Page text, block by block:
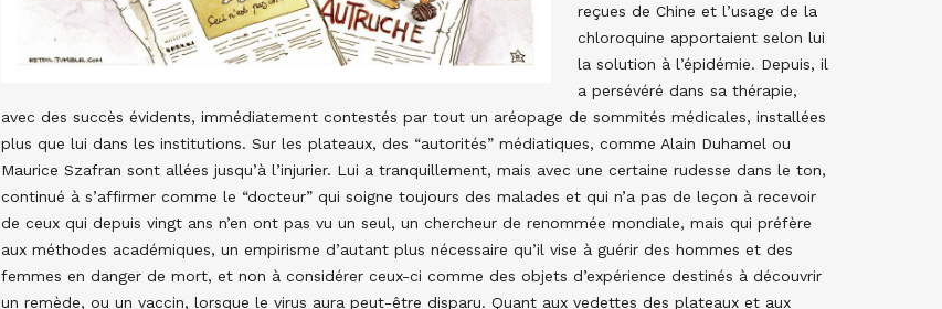
reçues de Chine et l’usage de la
chloroquine apportaient selon lui
la solution à l’épidémie. Depuis, il
a persévéré dans sa thérapie,
avec des succès évidents, immédiatement contestés par tout un aréopage de sommités médicales, installées
plus que lui dans les institutions. Sur les plateaux, des “autorités” médiatiques, comme Alain Duhamel ou
Maurice Szafran sont allées jusqu’à l’injurier. Lui a tranquillement, mais avec une certaine rudesse dans le ton,
continué à s’affirmer comme le “docteur” qui soigne toujours des malades et qui n’a pas de leçon à recevoir
de ceux qui depuis vingt ans n’en ont pas vu un seul, un chercheur de renommée mondiale, mais qui préfère
aux méthodes académiques, un empirisme d’autant plus nécessaire qu’il vise à guérir des hommes et des
femmes en danger de mort, et non à considérer ceux-ci comme des objets d’expérience destinés à découvrir
un remède, ou un vaccin, lorsque le virus aura peut-être disparu. Quant aux vedettes des plateaux et aux